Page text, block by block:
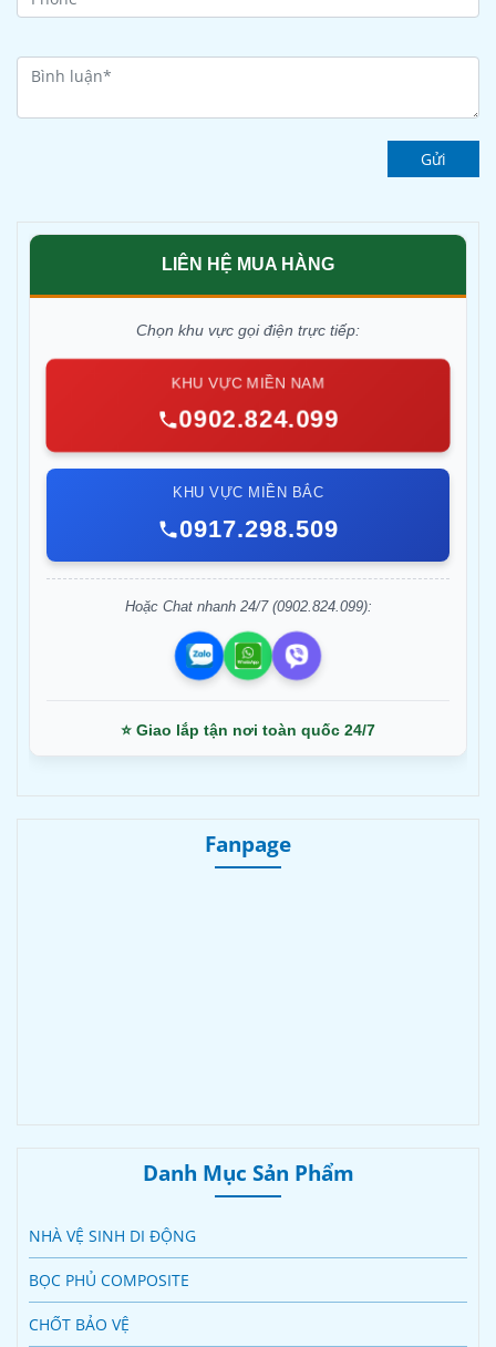
Gửi
LIÊN HỆ MUA HÀNG
Chọn khu vực gọi điện trực tiếp:
KHU VỰC MIỀN NAM
0902.824.099
KHU VỰC MIỀN BẮC
0917.298.509
Hoặc Chat nhanh 24/7 (0902.824.099):
⭐ Giao lắp tận nơi toàn quốc 24/7
Fanpage
Danh Mục Sản Phẩm
NHÀ VỆ SINH DI ĐỘNG
BỌC PHỦ COMPOSITE
CHỐT BẢO VỆ